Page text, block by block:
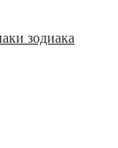
зодиака